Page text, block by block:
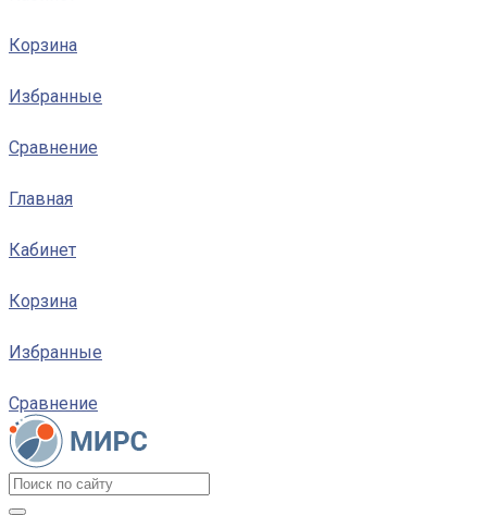
Корзина
Избранные
Сравнение
Главная
Кабинет
Корзина
Избранные
Сравнение